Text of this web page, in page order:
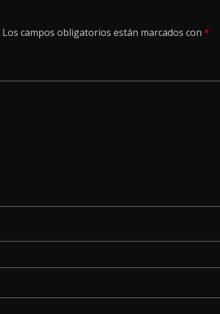
Los campos obligatorios están marcados con *